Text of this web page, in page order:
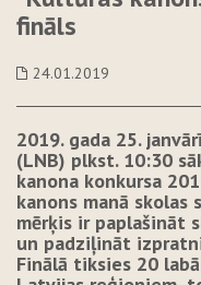
fināls
24.01.2019
2019. gada 25.
(LNB) plkst. 10:30
kanona konkursa
kanons manā skolas
mērķis ir paplašināt
un padziļināt
Finālā tiksies 20